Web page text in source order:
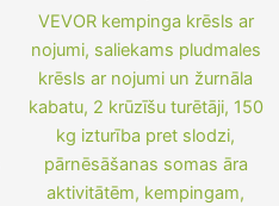
VEVOR kempinga krēsls ar
nojumi, saliekams pludmales
krēsls ar nojumi un žurnāla
kabatu, 2 krūzīšu turētāji, 150
kg izturība pret slodzi,
pārnēsāšanas somas āra
aktivitātēm, kempingam,